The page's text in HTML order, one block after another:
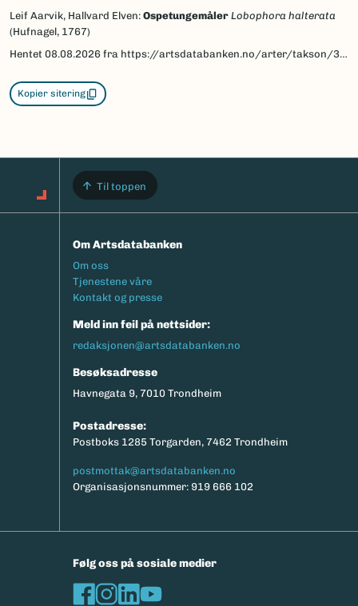
Leif Aarvik, Hallvard Elven: Ospetungemåler Lobophora halterata
(Hufnagel, 1767)
Hentet 08.08.2026 fra https://artsdatabanken.no/arter/takson/30184/beskrivelse
Kopier sitering
Til toppen
Om Artsdatabanken
Footermeny
Om oss
Tjenestene våre
Kontakt og presse
Meld inn feil på nettsider:
redaksjonen@artsdatabanken.no
Besøksadresse
Havnegata 9, 7010 Trondheim
Postadresse:
Postboks 1285 Torgarden, 7462 Trondheim
postmottak@artsdatabanken.no
Organisasjonsnummer: 919 666 102
Følg oss på sosiale medier